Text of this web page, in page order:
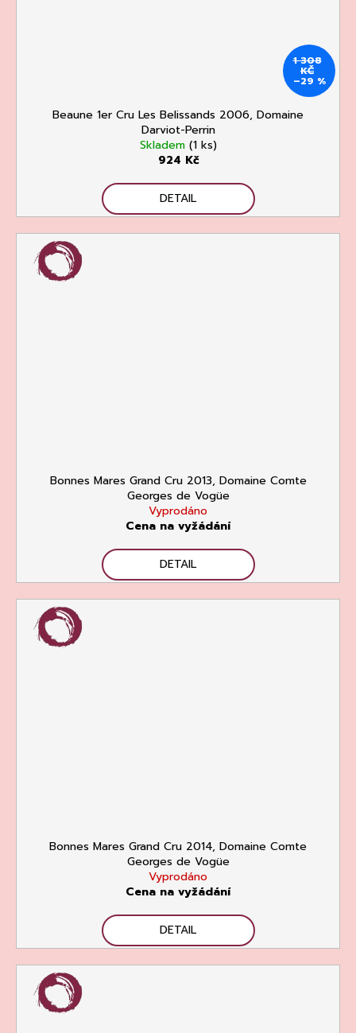
1 308
KČ
–29 %
Beaune 1er Cru Les Belissands 2006, Domaine
Darviot-Perrin
Skladem (1 ks)
924 Kč
DETAIL
Bonnes Mares Grand Cru 2013, Domaine Comte
Georges de Vogüe
Vyprodáno
Cena na vyžádání
DETAIL
Bonnes Mares Grand Cru 2014, Domaine Comte
Georges de Vogüe
Vyprodáno
Cena na vyžádání
DETAIL